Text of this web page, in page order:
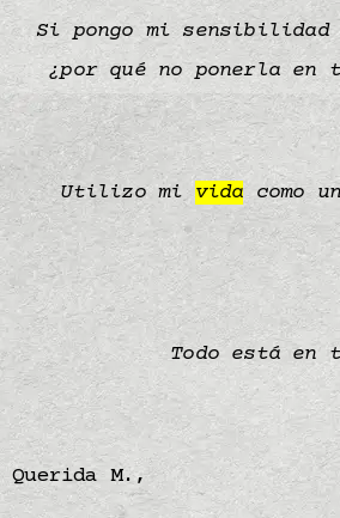
Si pongo mi sensibilidad
¿por qué no ponerla en
Utilizo mividacomo
Todo está en
Querida M.,